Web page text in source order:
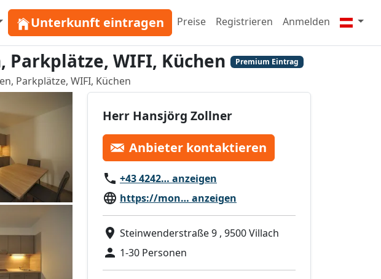
Unterkunft eintragen Preise Registrieren Anmelden
WIFI, Küchen Premium Eintrag
Parkplätze, WIFI, Küchen
Herr Hansjörg Zollner
Anbieter kontaktieren
+43 4242… anzeigen
https://mon… anzeigen
Steinwenderstraße 9 , 9500 Villach
1-30 Personen